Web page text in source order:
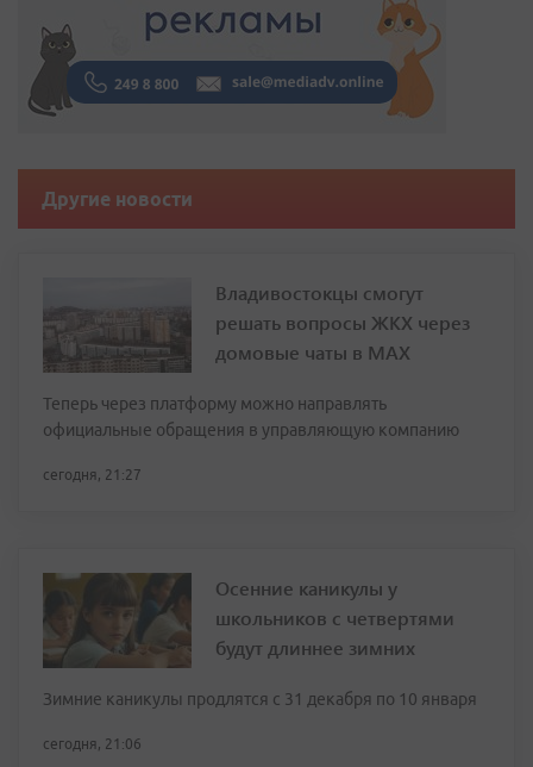
Другие новости
Владивостокцы смогут
решать вопросы ЖКХ через
домовые чаты в МАХ
Теперь через платформу можно направлять
официальные обращения в управляющую компанию
сегодня, 21:27
Осенние каникулы у
школьников с четвертями
будут длиннее зимних
Зимние каникулы продлятся с 31 декабря по 10 января
сегодня, 21:06